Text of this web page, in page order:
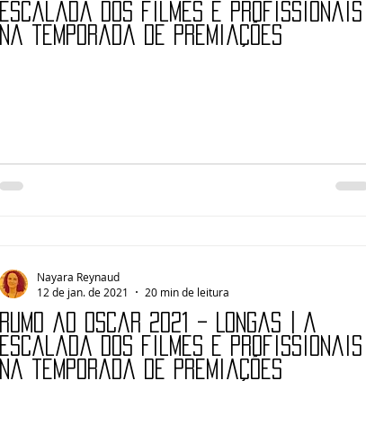
escalada dos filmes e profissionais
na temporada de premiações
Rumo ao Oscar 2021 – Longas | A
escalada dos filmes e profissionais
na temporada de premiações
Nayara Reynaud
12 de jan. de 2021
20 min de leitura